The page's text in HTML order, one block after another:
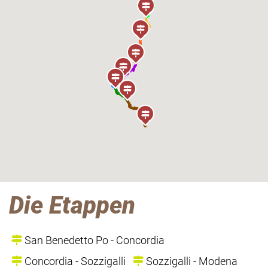
Die Etappen
San Benedetto Po - Concordia
Concordia - Sozzigalli
Sozzigalli - Modena